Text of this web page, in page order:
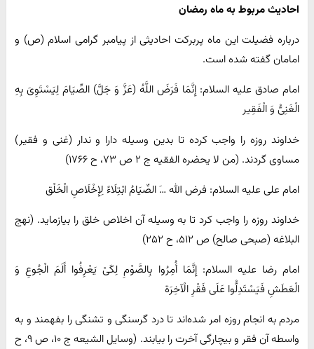
احادیث مربوط به ماه رمضان
درباره فضیلت این ماه پربرکت احادیثی از پیامبر گرامی اسلام (ص) و
امامان گفته شده است.
امام صادق علیه السلام: إِنَّمَا فَرَضَ اللَّهُ (عَزَّ وَ جَلَّ) الصِّیَامَ لِیَسْتَوِیَ بِهِ
الْغَنِیُّ وَ الْفَقِیر
خداوند روزه را واجب کرده تا بدین وسیله دارا و ندار (غنی و فقیر)
مساوی گردند. (من لا یحضره الفقیه ج ۲ ص ۷۳، ح ۱۷۶۶)
امام علی علیه السلام: فرض الله …َ الصِّیَامُ ابْتِلَاءً لِإِخْلَاصِ الْخَلْق ‌
خداوند روزه را واجب کرد تا به وسیله آن اخلاص خلق را بیازماید. (نهج
البلاغه (صبحی صالح) ص ۵۱۲، ح ۲۵۲)
امام رضا علیه السلام: إِنَّمَا أُمِرُوا بِالصَّوْمِ لِکَیْ یَعْرِفُوا أَلَمَ الْجُوعِ وَ
الْعَطَشِ فَیَسْتَدِلُّوا عَلَی فَقْرِ الْآخِرَة
مردم به انجام روزه امر شده‌اند تا درد گرسنگی و تشنگی را بفهمند و به
واسطه آن فقر و بیچارگی آخرت را بیابند. (وسایل الشیعه ج ۱۰، ص ۹، ح